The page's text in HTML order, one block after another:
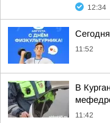
12:34
11:52
В
11:42